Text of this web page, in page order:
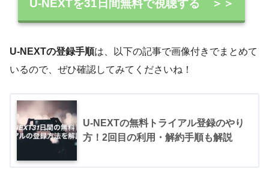
U-NEXTを31日間無料で視聴する ＞＞
U-NEXTの登録手順は、以下の記事で画像付きでまとめて
いるので、ぜひ確認してみてくださいね！
U-NEXTの無料トライアル登録のやり
方！2回目の利用・解約手順も解説